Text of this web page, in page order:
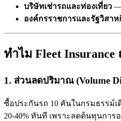
บริษัทเช่ารถและท่องเที่ยว —
องค์กรราชการและรัฐวิสาห
ทำไม Fleet Insurance
1. ส่วนลดปริมาณ (Volume
ซื้อประกันรถ 10 คันในกรมธรรม์
20-40% ทันที เพราะลดต้นทุนกา